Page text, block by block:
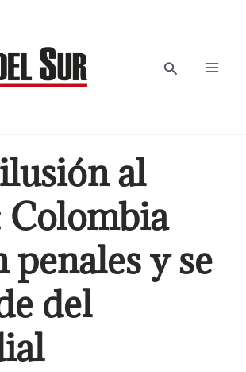
Buscar
al
Colombia
penales y se
del